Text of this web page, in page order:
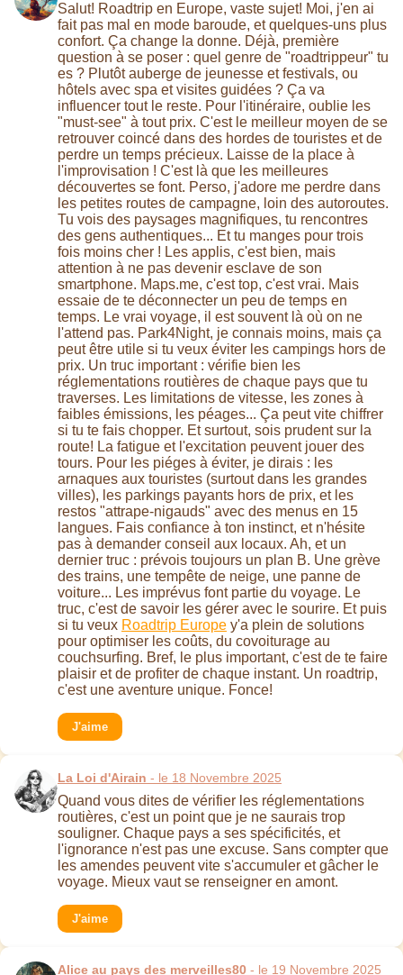
Salut! Roadtrip en Europe, vaste sujet! Moi, j'en ai
fait pas mal en mode baroude, et quelques-uns plus
confort. Ça change la donne. Déjà, première
question à se poser : quel genre de "roadtrippeur" tu
es ? Plutôt auberge de jeunesse et festivals, ou
hôtels avec spa et visites guidées ? Ça va
influencer tout le reste. Pour l'itinéraire, oublie les
"must-see" à tout prix. C'est le meilleur moyen de se
retrouver coincé dans des hordes de touristes et de
perdre un temps précieux. Laisse de la place à
l'improvisation ! C'est là que les meilleures
découvertes se font. Perso, j'adore me perdre dans
les petites routes de campagne, loin des autoroutes.
Tu vois des paysages magnifiques, tu rencontres
des gens authentiques... Et tu manges pour trois
fois moins cher ! Les applis, c'est bien, mais
attention à ne pas devenir esclave de son
smartphone. Maps.me, c'est top, c'est vrai. Mais
essaie de te déconnecter un peu de temps en
temps. Le vrai voyage, il est souvent là où on ne
l'attend pas. Park4Night, je connais moins, mais ça
peut être utile si tu veux éviter les campings hors de
prix. Un truc important : vérifie bien les
réglementations routières de chaque pays que tu
traverses. Les limitations de vitesse, les zones à
faibles émissions, les péages... Ça peut vite chiffrer
si tu te fais chopper. Et surtout, sois prudent sur la
route! La fatigue et l'excitation peuvent jouer des
tours. Pour les piéges à éviter, je dirais : les
arnaques aux touristes (surtout dans les grandes
villes), les parkings payants hors de prix, et les
restos "attrape-nigauds" avec des menus en 15
langues. Fais confiance à ton instinct, et n'hésite
pas à demander conseil aux locaux. Ah, et un
dernier truc : prévois toujours un plan B. Une grève
des trains, une tempête de neige, une panne de
voiture... Les imprévus font partie du voyage. Le
truc, c'est de savoir les gérer avec le sourire. Et puis
si tu veux Roadtrip Europe y'a plein de solutions
pour optimiser les coûts, du covoiturage au
couchsurfing. Bref, le plus important, c'est de te faire
plaisir et de profiter de chaque instant. Un roadtrip,
c'est une aventure unique. Fonce!
J'aime
La Loi d'Airain - le 18 Novembre 2025
Quand vous dites de vérifier les réglementations
routières, c'est un point que je ne saurais trop
souligner. Chaque pays a ses spécificités, et
l'ignorance n'est pas une excuse. Sans compter que
les amendes peuvent vite s'accumuler et gâcher le
voyage. Mieux vaut se renseigner en amont.
J'aime
Alice au pays des merveilles80 - le 19 Novembre 2025